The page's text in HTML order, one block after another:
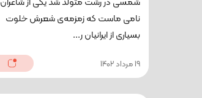
نامی ماست که زمزمه‌ی شعرش خلوت
بسیاری از ایرانیان ر...
19 مرداد 1402